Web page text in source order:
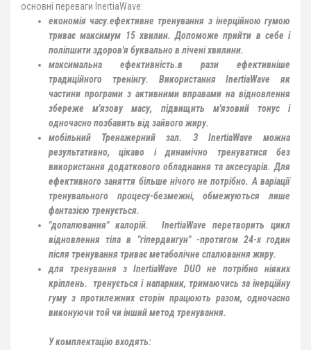
основні переваги InertiaWave:
економія часу.ефективне тренування з інерційною гумою
триває максимум 15 хвилин. Допоможе прийти в себе і
поліпшити здоров'я буквально в лічені хвилини.
максимальна ефективність.в рази ефективніше
традиційного тренінгу. Використання InertiaWave як
частини програми з активними вправами на відновлення
збереже м'язову масу, підвищить м'язовий тонус і
одночасно позбавить від зайвого жиру.
мобільний Тренажерний зал.
З InertiaWave можна
результативно, цікаво і динамічно тренуватися без
використання додаткового обладнання та аксесуарів. Для
ефективного заняття більше нічого не потрібно. А варіації
тренувального процесу-безмежні, обмежуються лише
фантазією тренується.
"допалювання" калорій.
InertiaWave перетворить цикл
відновлення тіла в "гіпердвигун" -протягом 24-х годин
після тренування триває метаболічне спалювання жиру.
для тренування з InertiaWave DUO не потрібно ніяких
кріплень. тренується і напарник, тримаючись за інерційну
гуму з протилежних сторін працюють разом, одночасно
виконуючи той чи інший метод тренування.
У комплектацію входять: